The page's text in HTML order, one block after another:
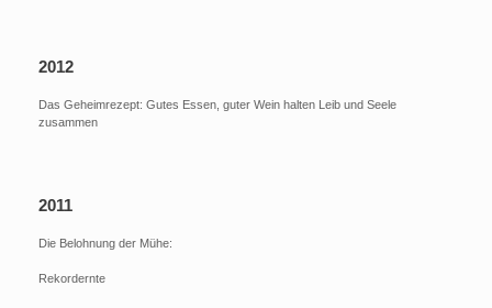
2012
Das Geheimrezept: Gutes Essen, guter Wein halten Leib und Seele
zusammen
2011
Die Belohnung der Mühe:
Rekordernte